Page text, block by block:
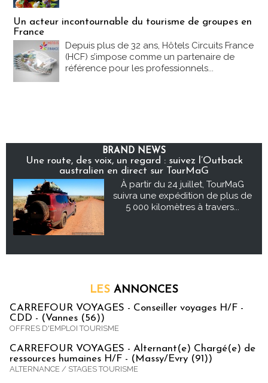
Un acteur incontournable du tourisme de groupes en
France
Depuis plus de 32 ans, Hôtels Circuits France
(HCF) s’impose comme un partenaire de
référence pour les professionnels...
BRAND NEWS
Une route, des voix, un regard : suivez l’Outback
australien en direct sur TourMaG
À partir du 24 juillet, TourMaG
suivra une expédition de plus de
5 000 kilomètres à travers...
LES ANNONCES
CARREFOUR VOYAGES - Conseiller voyages H/F -
CDD - (Vannes (56))
OFFRES D'EMPLOI TOURISME
CARREFOUR VOYAGES - Alternant(e) Chargé(e) de
ressources humaines H/F - (Massy/Evry (91))
ALTERNANCE / STAGES TOURISME